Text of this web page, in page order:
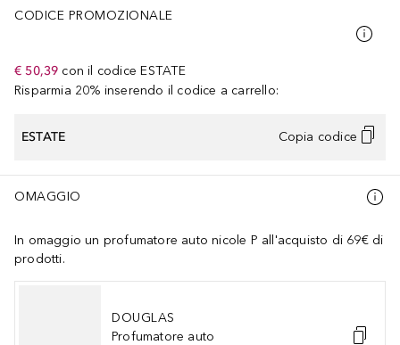
CODICE PROMOZIONALE
€ 50,39 con il codice ESTATE
Risparmia 20% inserendo il codice a carrello:
ESTATE Copia codice
OMAGGIO
In omaggio un profumatore auto nicole P all'acquisto di 69€ di
prodotti.
DOUGLAS
Profumatore auto